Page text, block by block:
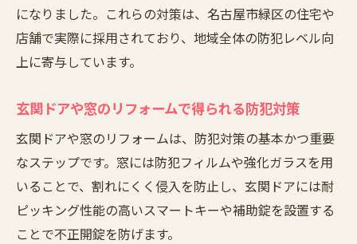
になりました。これらの対策は、名古屋市緑区の住宅や
店舗で実際に採用されており、地域全体の防犯レベル向
上に寄与しています。
玄関ドアや窓のリフォームで得られる防犯対策
玄関ドアや窓のリフォームは、防犯対策の基本かつ重要
なステップです。窓には防犯フィルムや強化ガラスを用
いることで、割れにくく侵入を防止し、玄関ドアには耐
ピッキング性能の高いスマートキーや補助錠を設置する
ことで不正開錠を防げます。